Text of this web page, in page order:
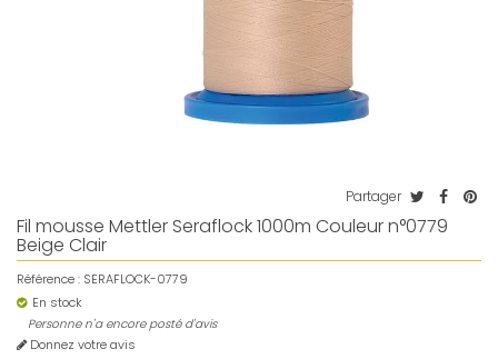
Partager
Fil mousse Mettler Seraflock 1000m Couleur n°0779
Beige Clair
Référence : SERAFLOCK-0779
En stock
Personne n'a encore posté d'avis
Donnez votre avis